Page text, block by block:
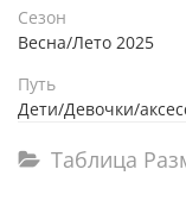
Сезон
Весна/Лето 2025
Путь
Дети/Девочки/
Таблица